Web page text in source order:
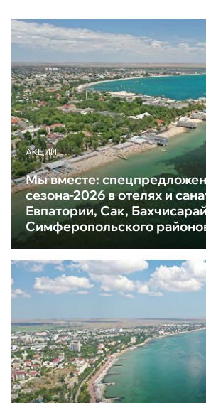
АКЦИИ
Мы вместе:
сезона-2026 в отелях и
Евпатории, Сак,
Симферопольского